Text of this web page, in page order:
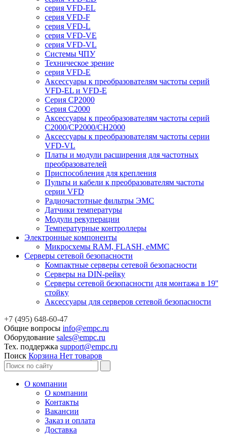
серия VFD-EL
серия VFD-F
серия VFD-L
серия VFD-VE
серия VFD-VL
Системы ЧПУ
Техническое зрение
серия VFD-E
Аксессуары к преобразователям частоты серий
VFD-EL и VFD-E
Серия CP2000
Серия C2000
Аксессуары к преобразователям частоты серий
С2000/CP2000/CH2000
Аксессуары к преобразователям частоты серии
VFD-VL
Платы и модули расширения для частотных
преобразователей
Приспособления для крепления
Пульты и кабели к преобразователям частоты
серии VFD
Радиочастотные фильтры ЭМС
Датчики температуры
Модули рекуперации
Температурные контроллеры
Электронные компоненты
Микросхемы RAM, FLASH, eMMC
Серверы сетевой безопасности
Компактные серверы сетевой безопасности
Серверы на DIN-рейку
Серверы сетевой безопасности для монтажа в 19''
стойку
Аксессуары для серверов сетевой безопасности
+7 (495) 648-60-47
Общие вопросы info@empc.ru
Оборудование sales@empc.ru
Тех. поддержка support@empc.ru
Поиск Корзина Нет товаров
О компании
О компании
Контакты
Вакансии
Заказ и оплата
Доставка